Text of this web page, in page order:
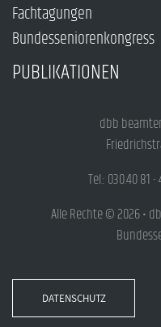
Fachtagungen
Bundesseniorenkongress
PUBLIKATIONEN
dbb
Tel.: 030.40 81
Alle Rechte © 2026 •
DATENSCHUTZ